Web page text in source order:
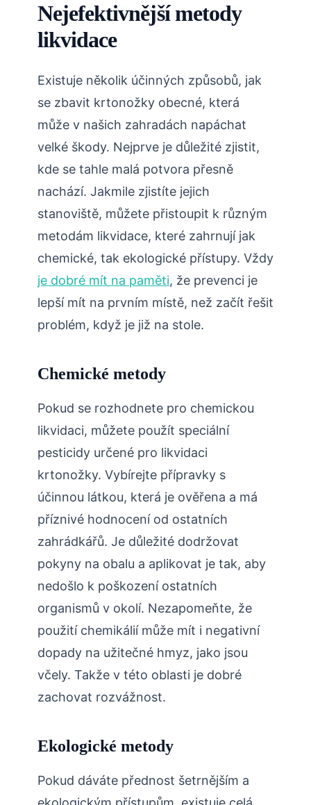
Nejefektivnější metody
likvidace
Existuje několik účinných způsobů, jak
se zbavit krtonožky⁤ obecné, která
může ‌v našich zahradách napáchat
velké ‌škody. Nejprve je důležité zjistit,
kde se tahle malá potvora přesně
‍nachází. Jakmile zjistíte jejich
stanoviště, ⁤můžete přistoupit k různým
metodám likvidace, které zahrnují jak
chemické, tak ekologické ⁤přístupy. Vždy
je dobré mít na paměti, že prevenci⁣ je
lepší mít na prvním místě, než začít řešit
problém, když je ⁤již na stole.
Chemické metody
Pokud se rozhodnete ⁣pro chemickou
likvidaci, můžete ⁢použít speciální
pesticidy určené pro likvidaci
krtonožky. Vybírejte přípravky s
účinnou⁣ látkou, která je ověřena a​ má
příznivé hodnocení od ostatních
zahrádkářů. Je důležité dodržovat
pokyny na obalu a​ aplikovat je tak, aby
nedošlo k poškození ostatních
organismů v okolí. Nezapomeňte, že
použití chemikálií může mít i negativní
dopady na užitečné hmyz, jako jsou
včely. Takže v ⁢této oblasti je dobré
zachovat rozvážnost.
Ekologické metody
Pokud dáváte přednost šetrnějším⁢ a